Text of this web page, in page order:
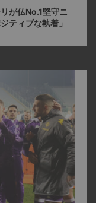
が仏No.1堅守ニ
ティブな執着」